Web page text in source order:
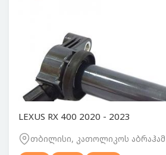
LEXUS RX 400 2020 - 2023
თბილისი, კათოლიკოს